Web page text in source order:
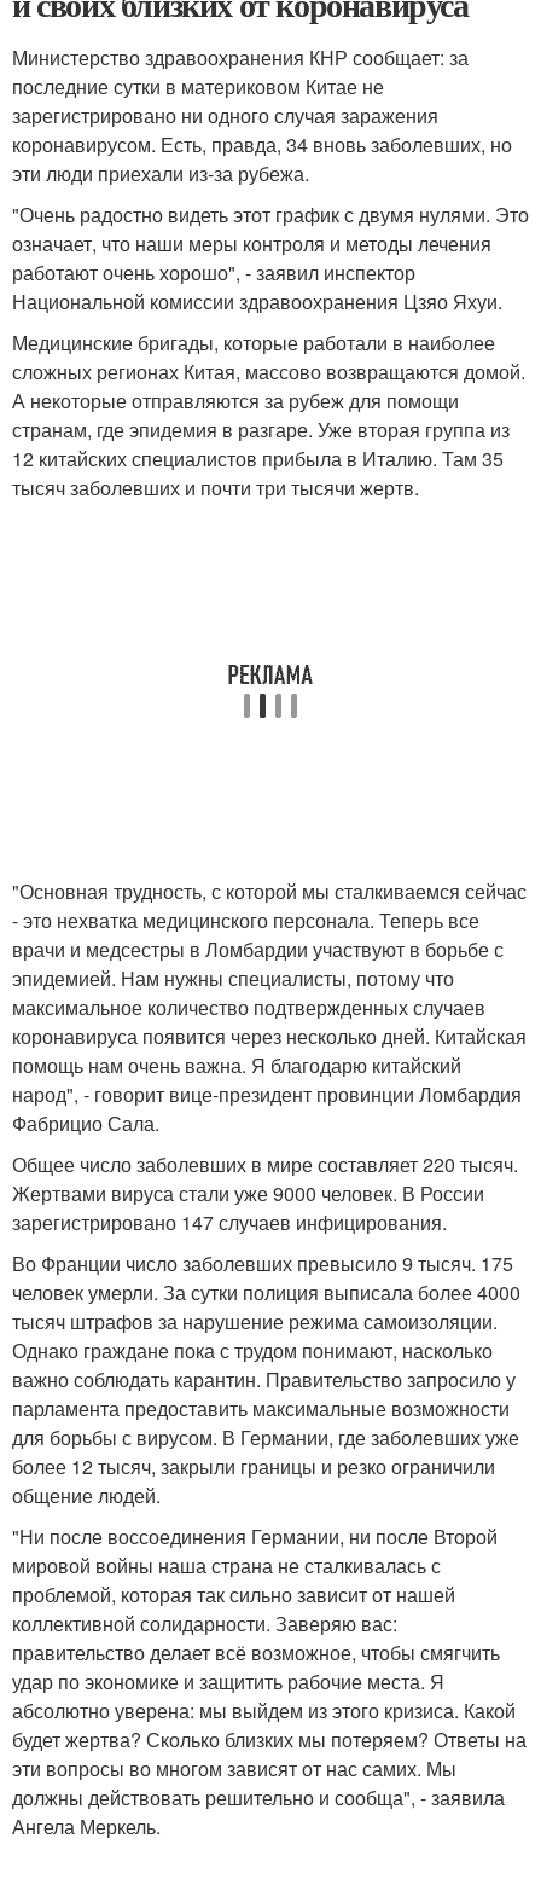
Министерство здравоохранения КНР сообщает: за
последние сутки в материковом Китае не
зарегистрировано ни одного случая заражения
коронавирусом. Есть, правда, 34 вновь заболевших, но
эти люди приехали из-за рубежа.
"Очень радостно видеть этот график с двумя нулями. Это
означает, что наши меры контроля и методы лечения
работают очень хорошо", - заявил инспектор
Национальной комиссии здравоохранения Цзяо Яхуи.
Медицинские бригады, которые работали в наиболее
сложных регионах Китая, массово возвращаются домой.
А некоторые отправляются за рубеж для помощи
странам, где эпидемия в разгаре. Уже вторая группа из
12 китайских специалистов прибыла в Италию. Там 35
тысяч заболевших и почти три тысячи жертв.
"Основная трудность, с которой мы сталкиваемся сейчас
- это нехватка медицинского персонала. Теперь все
врачи и медсестры в Ломбардии участвуют в борьбе с
эпидемией. Нам нужны специалисты, потому что
максимальное количество подтвержденных случаев
коронавируса появится через несколько дней. Китайская
помощь нам очень важна. Я благодарю китайский
народ", - говорит вице-президент провинции Ломбардия
Фабрицио Сала.
Общее число заболевших в мире составляет 220 тысяч.
Жертвами вируса стали уже 9000 человек. В России
зарегистрировано 147 случаев инфицирования.
Во Франции число заболевших превысило 9 тысяч. 175
человек умерли. За сутки полиция выписала более 4000
тысяч штрафов за нарушение режима самоизоляции.
Однако граждане пока с трудом понимают, насколько
важно соблюдать карантин. Правительство запросило у
парламента предоставить максимальные возможности
для борьбы с вирусом. В Германии, где заболевших уже
более 12 тысяч, закрыли границы и резко ограничили
общение людей.
"Ни после воссоединения Германии, ни после Второй
мировой войны наша страна не сталкивалась с
проблемой, которая так сильно зависит от нашей
коллективной солидарности. Заверяю вас:
правительство делает всё возможное, чтобы смягчить
удар по экономике и защитить рабочие места. Я
абсолютно уверена: мы выйдем из этого кризиса. Какой
будет жертва? Сколько близких мы потеряем? Ответы на
эти вопросы во многом зависят от нас самих. Мы
должны действовать решительно и сообща", - заявила
Ангела Меркель.